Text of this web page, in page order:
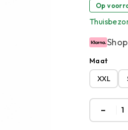
Op
Maat
XXL
– 1